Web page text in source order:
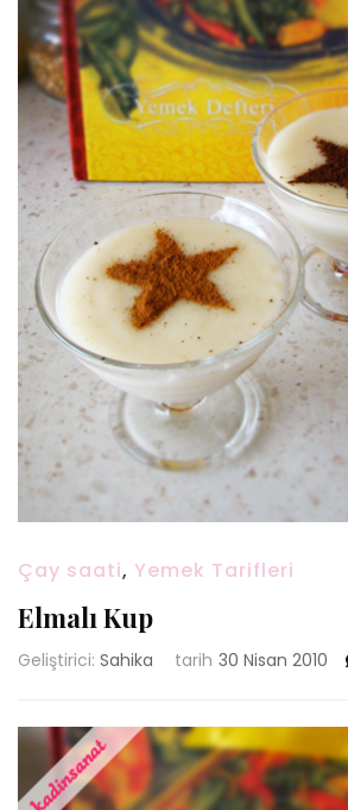
Çay saati, Yemek Tarifleri
Elmalı Kup
Geliştirici: Sahika tarih 30 Nisan 2010